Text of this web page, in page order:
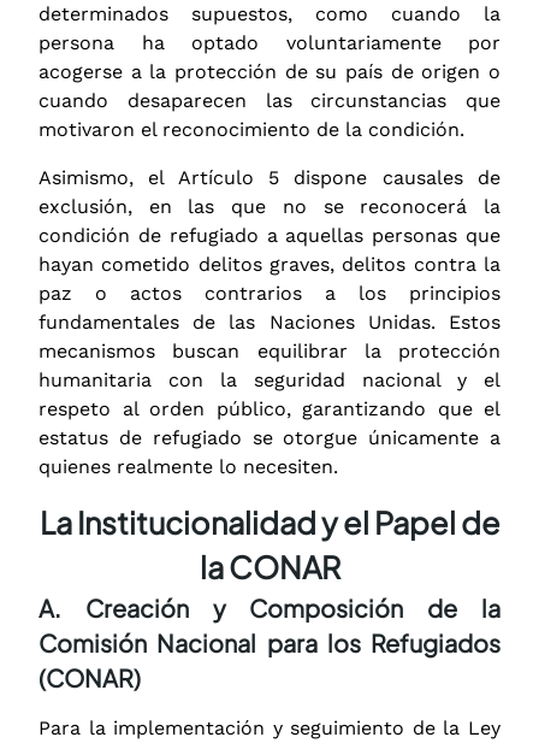
determinados supuestos, como cuando la
persona ha optado voluntariamente por
acogerse a la protección de su país de origen o
cuando desaparecen las circunstancias que
motivaron el reconocimiento de la condición.
Asimismo, el Artículo 5 dispone causales de
exclusión, en las que no se reconocerá la
condición de refugiado a aquellas personas que
hayan cometido delitos graves, delitos contra la
paz o actos contrarios a los principios
fundamentales de las Naciones Unidas. Estos
mecanismos buscan equilibrar la protección
humanitaria con la seguridad nacional y el
respeto al orden público, garantizando que el
estatus de refugiado se otorgue únicamente a
quienes realmente lo necesiten.
La Institucionalidad y el Papel de
la CONAR
A. Creación y Composición de la
Comisión Nacional para los Refugiados
(CONAR)
Para la implementación y seguimiento de la Ley